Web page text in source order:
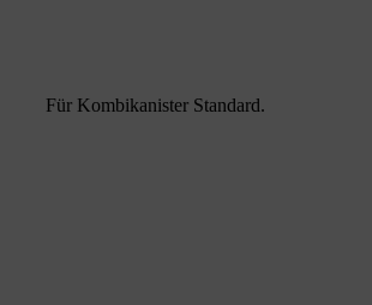
Für Kombikanister Standard.